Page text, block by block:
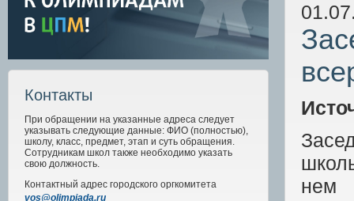
Контакты
При обращении на указанные адреса следует
указывать следующие данные: ФИО (полностью),
школу, класс, предмет, этап и суть обращения.
Сотрудникам школ также необходимо указать
свою должность.
Контактный адрес городского оргкомитета
vos@olimpiada.ru
нем